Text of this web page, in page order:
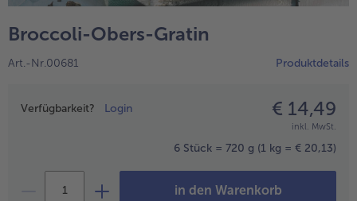
alle Obst
alle Süße Vielfalt
Confiserie & Feinkost
alle Küchenhelfer
Broccoli-Obers-Gratin
Art.-Nr.00681 Produktdetails
Preisangabe
Verfügbarkeit? Login € 14,49
inkl. MwSt.
6 Stück = 720 g (1 kg = € 20,13)
in den Warenkorb